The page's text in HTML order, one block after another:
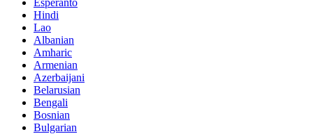
Esperanto
Hindi
Lao
Albanian
Amharic
Armenian
Azerbaijani
Belarusian
Bengali
Bosnian
Bulgarian